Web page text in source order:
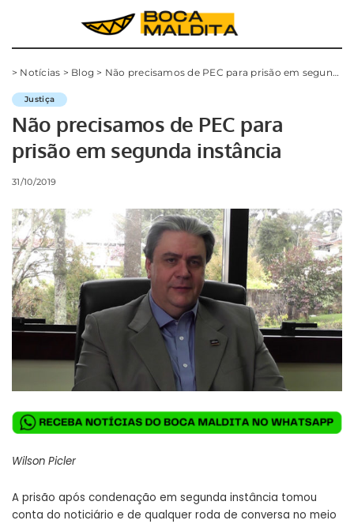
> Notícias > Blog > Não precisamos de PEC para prisão em segunda instância
Justiça
Não precisamos de PEC para
prisão em segunda instância
31/10/2019
Wilson Picler
A prisão após condenação em segunda instância tomou
conta do noticiário e de qualquer roda de conversa no meio